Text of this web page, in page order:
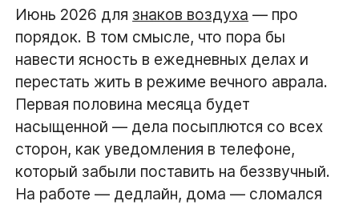
Июнь 2026 для знаков воздуха — про
порядок. В том смысле, что пора бы
навести ясность в ежедневных делах и
перестать жить в режиме вечного аврала.
Первая половина месяца будет
насыщенной — дела посыплются со всех
сторон, как уведомления в телефоне,
который забыли поставить на беззвучный.
На работе — дедлайн, дома — сломался